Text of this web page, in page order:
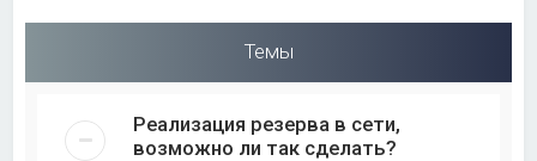
Темы
Реализация резерва в сети,
возможно ли так сделать?